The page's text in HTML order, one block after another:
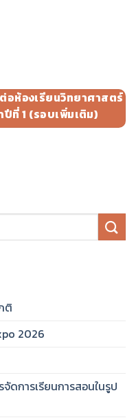
อห้องเรียนวิทยาศาสตร์
ที่ 1 (รอบเพิ่มเติม)
ติ
2026
ดการเรียนการสอนในรูป